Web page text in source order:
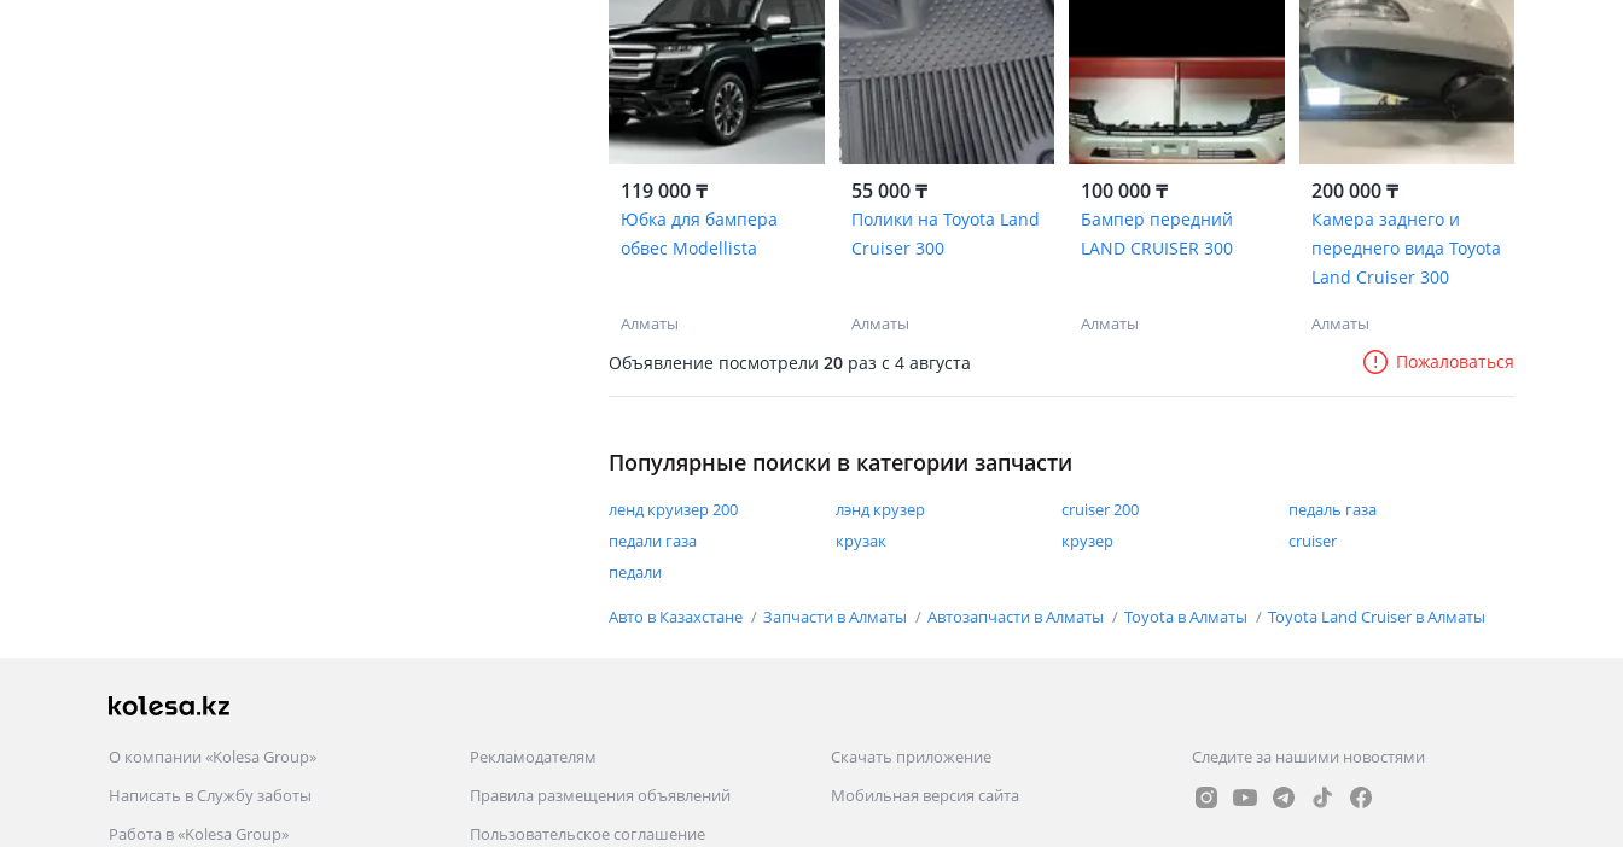
119 000 ₸
Юбка для бампера
обвес Modellista
Алматы
55 000 ₸
Полики на Toyota Land
Cruiser 300
Алматы
100 000 ₸
Бампер передний
LAND CRUISER 300
Алматы
200 000 ₸
Камера заднего и
переднего вида Toyota
Land Cruiser 300
Алматы
Объявление посмотрели 20 раз c 4 августа Пожаловаться
Популярные поиски в категории запчасти
ленд круизер 200 лэнд крузер cruiser 200
педаль газа
педали газа
крузак крузер
cruiser
педали
Авто в Казахстане Запчасти в Алматы Автозапчасти в Алматы Toyota в Алматы Toyota Land Cruiser в Алматы
О компании «Kolesa Group»
Написать в Службу заботы
Работа в «Kolesa Group»
Рекламодателям
Правила размещения объявлений
Пользовательское соглашение
Скачать приложение
Мобильная версия сайта
Следите за нашими новостями